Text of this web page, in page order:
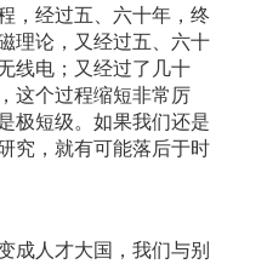
，经过五、六十年，终
理论，又经过五、六十
线电；又经过了几十
这个过程缩短非常厉
极短级。如果我们还是
究，就有可能落后于时
成人才大国，我们与别